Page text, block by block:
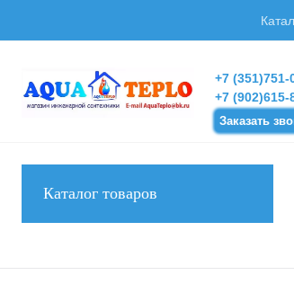
+7 (351)751-
+7 (902)615-
Заказать
Каталог товаров